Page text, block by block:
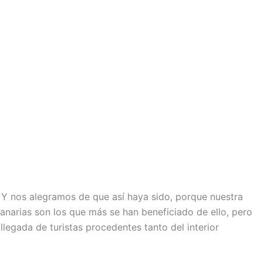
nos alegramos de que así haya sido, porque nuestra
son los que más se han beneficiado de ello, pero
de turistas procedentes tanto del interior